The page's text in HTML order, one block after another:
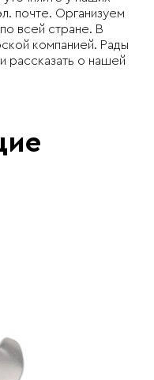
почте. Организуем
всей стране. В
компанией. Рады
рассказать о нашей